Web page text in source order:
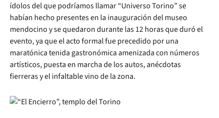
ídolos del que podríamos llamar “Universo Torino” se
habían hecho presentes en la inauguración del museo
mendocino y se quedaron durante las 12 horas que duró el
evento, ya que el acto formal fue precedido por una
maratónica tenida gastronómica amenizada con números
artísticos, puesta en marcha de los autos, anécdotas
fierreras y el infaltable vino de la zona.